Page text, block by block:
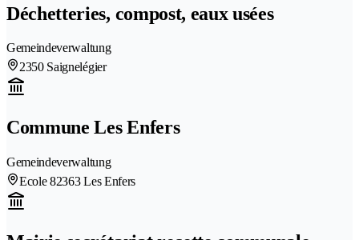
Déchetteries, compost, eaux usées
Gemeindeverwaltung
2350 Saignelégier
Commune Les Enfers
Gemeindeverwaltung
Ecole 82363 Les Enfers